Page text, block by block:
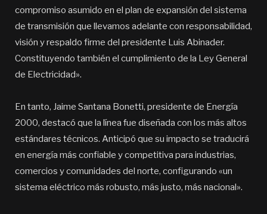
compromiso asumido en el plan de expansión del sistema
de transmisión que llevamos adelante con responsabilidad,
visión y respaldo firme del presidente Luis Abinader.
Constituyendo también el cumplimiento de la Ley General
de Electricidad».
En tanto, Jaime Santana Bonetti, presidente de Energía
2000, destacó que la línea fue diseñada con los más altos
estándares técnicos. Anticipó que su impacto se traducirá
en energía más confiable y competitiva para industrias,
comercios y comunidades del norte, configurando «un
sistema eléctrico más robusto, más justo, más nacional».